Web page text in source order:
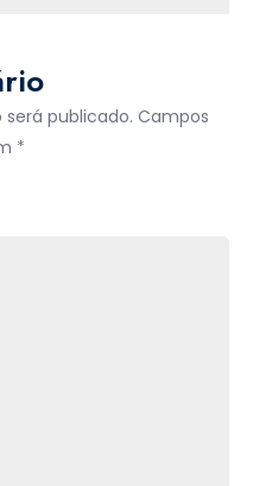
publicado. Campos
*